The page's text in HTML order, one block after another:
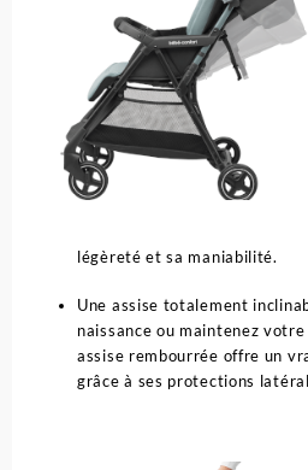
légèreté et sa maniabilité.
Une assise totalement
naissance ou maintenez
assise rembourrée offre un
grâce à ses protections